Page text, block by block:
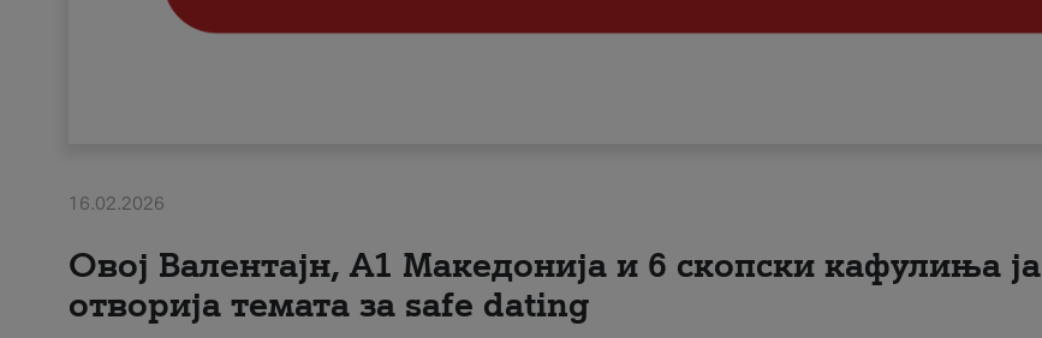
16.02.2026
Овој Валентајн, A1 Македонија и 6 скопски кафулиња ја
отворија темата за safe dating